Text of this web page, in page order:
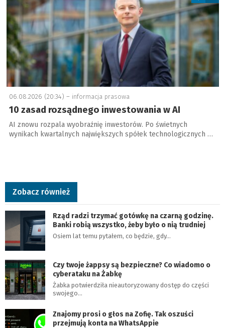
06.08.2026 (20:34) – informacja prasowa
10 zasad rozsądnego inwestowania w AI
AI znowu rozpala wyobraźnię inwestorów. Po świetnych
wynikach kwartalnych największych spółek technologicznych …
Zobacz również
Rząd radzi trzymać gotówkę na czarną godzinę.
Banki robią wszystko, żeby było o nią trudniej
Osiem lat temu pytałem, co będzie, gdy…
Czy twoje żappsy są bezpieczne? Co wiadomo o
cyberataku na Żabkę
Żabka potwierdziła nieautoryzowany dostęp do części
swojego…
Znajomy prosi o głos na Zofię. Tak oszuści
przejmują konta na WhatsAppie